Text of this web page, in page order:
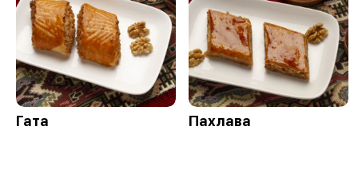
Гата Пахлава